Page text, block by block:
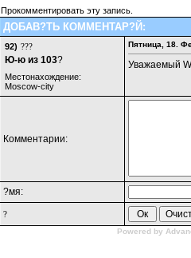
Прокомментировать эту запись.
ДОБАВ?ТЬ КОММЕНТАР?Й:
92) ???
Ю-ю из 103?
Местонахождение:
Moscow-city
Пятница, 18.
Уважаемый
Комментарии:
?мя:
?
Powered by